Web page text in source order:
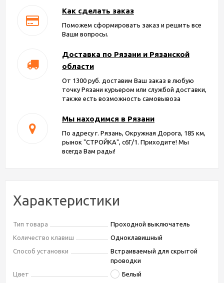
Как сделать заказ
Поможем сформировать заказ и решить все
Ваши вопросы.
Доставка по Рязани и Рязанской
области
От 1300 руб. доставим Ваш заказ в любую
точку Рязани курьером или службой доставки,
также есть возможность самовывоза
Мы находимся в Рязани
По адресу г. Рязань, Окружная Дорога, 185 км,
рынок "СТРОЙКА", с6Г/1. Приходите! Мы
всегда Вам рады!
Характеристики
Тип товара
Проходной выключатель
Количество клавиш
Одноклавишный
Способ установки
Встраиваемый для скрытой
проводки
Цвет
Белый